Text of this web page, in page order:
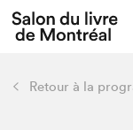
retour
Retour à la